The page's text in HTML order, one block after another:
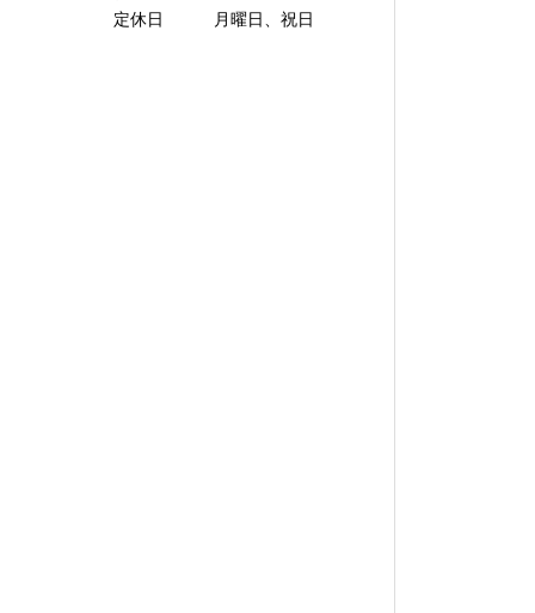
定休日 月曜日、祝日